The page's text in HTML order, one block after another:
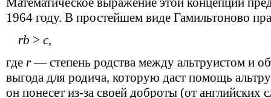
1964 году. В простейшем виде Гамильтоново
rb > c,
где r— степень родства между альтруистом и
выгода для родича, которую даст помощь
он понесет из-за своей доброты (от английских